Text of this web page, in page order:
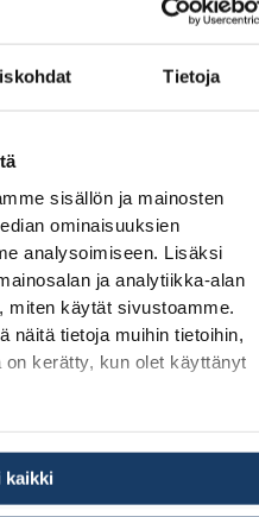
Tietoja
sisällön ja mainosten
ominaisuuksien
analysoimiseen. Lisäksi
ja analytiikka-alan
miten käytät sivustoamme.
näitä tietoja muihin tietoihin,
on kerätty, kun olet käyttänyt
kaikki
m²
m²